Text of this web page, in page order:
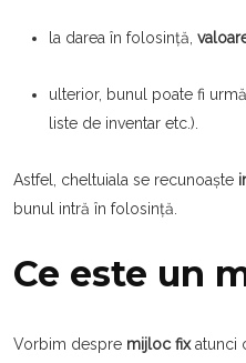
la darea în folosință,
ulterior, bunul poate fi
liste de inventar etc.).
Astfel, cheltuiala se recunoaște
bunul intră în folosință.
Ce este un
Vorbim despre mijloc fixatunci